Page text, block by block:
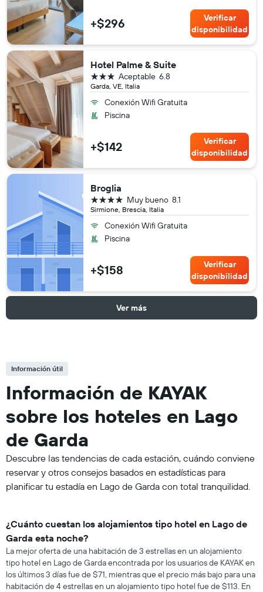
+$296
Verificar
disponibilidad
Hotel Palme & Suite
Garda, VE, Italia
6.8
Aceptable
3 estrellas
Conexión Wifi Gratuita
Piscina
+$142
Verificar
disponibilidad
Broglia
Sirmione, Brescia, Italia
8.1
Muy bueno
4 estrellas
Conexión Wifi Gratuita
Piscina
+$158
Verificar
disponibilidad
Ver más
Información útil
Información de KAYAK
sobre los hoteles en Lago
de Garda
Descubre las tendencias de cada estación, cuándo conviene
reservar y otros consejos basados en estadísticas para
planificar tu estadía en Lago de Garda con total tranquilidad.
¿Cuánto cuestan los alojamientos tipo hotel en Lago de
Garda esta noche?
La mejor oferta de una habitación de 3 estrellas en un alojamiento
tipo hotel en Lago de Garda encontrada por los usuarios de KAYAK en
los últimos 3 días fue de $71, mientras que el precio más bajo para una
habitación de 4 estrellas en un alojamiento tipo hotel fue de $113. En